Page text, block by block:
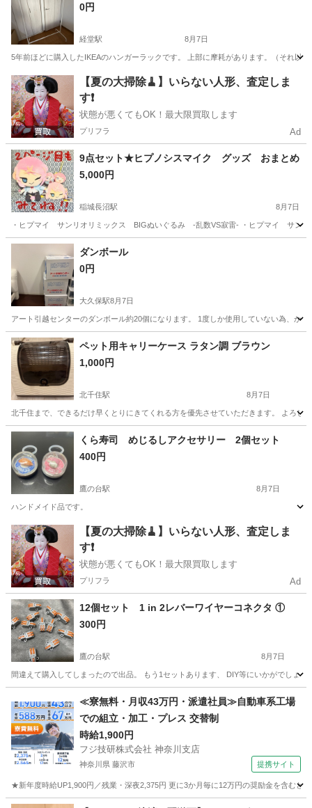
0円
経堂駅 8月7日
5年前ほどに購入したIKEAのハンガーラックです。 上部に摩耗があります。（それ以
東京 世田谷区 経堂駅 その他 MULIG
【夏の大掃除🧹】いらない人形、査定しま
す❗️
状態が悪くてもOK！最大限買取します
プリフラ Ad
9点セット★ヒプノシスマイク グッズ おまとめ
5,000円
稲城長沼駅 8月7日
・ヒプマイ サンリオリミックス BIGぬいぐるみ -乱数VS寂雷- ・ヒプマイ サン
東京 稲城市 稲城長沼駅
ダンボール
0円
大久保駅8月7日
アート引越センターのダンボール約20個になります。 1度しか使用していない為、か
東京 新宿区 大久保駅 その他 ダンボール
ペット用キャリーケース ラタン調 ブラウン
1,000円
北千住駅 8月7日
北千住まで、できるだけ早くとりにきてくれる方を優先させていただきます。 よろし
東京 足立区 北千住駅 その他
くら寿司 めじるしアクセサリー 2個セット
400円
鷹の台駅 8月7日
ハンドメイド品です。
東京 国分寺市 鷹の台駅 その他 くら寿司
【夏の大掃除🧹】いらない人形、査定しま
す❗️
状態が悪くてもOK！最大限買取します
プリフラ Ad
12個セット 1 in 2レバーワイヤーコネクタ ①
300円
鷹の台駅 8月7日
間違えて購入してしまったので出品。 もう1セットあります、 DIY等にいかがでしょう
鷹の台駅 その他 DIY
≪寮無料・月収43万円・派遣社員≫自動車系工場
での組立・加工・プレス 交替制
時給1,900円
フジ技研株式会社 神奈川支店
神奈川県 藤沢市 提携サイト
★新年度時給UP1,900円／残業・深夜2,375円 更に3か月毎に12万円の奨励金を含む